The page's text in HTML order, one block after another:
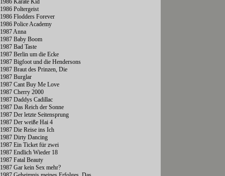
1986 Karate Kid
1986 Poltergeist
1986 Flodders Forever
1986 Police Academy
1987 Anna
1987 Baby Boom
1987 Bad Taste
1987 Berlin um die Ecke
1987 Bigfoot und die Hendersons
1987 Braut des Prinzen, Die
1987 Burglar
1987 Cant Buy Me Love
1987 Cherry 2000
1987 Daddys Cadillac
1987 Das Reich der Sonne
1987 Der letzte Seitensprung
1987 Der weiße Hai 4
1987 Die Reise ins Ich
1987 Dirty Dancing
1987 Ein Ticket für zwei
1987 Endlich Wieder 18
1987 Fatal Beauty
1987 Gar kein Sex mehr?